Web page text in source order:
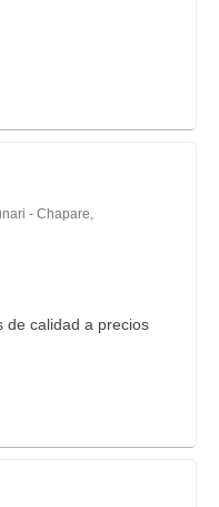
- Chapare,
de calidad a precios